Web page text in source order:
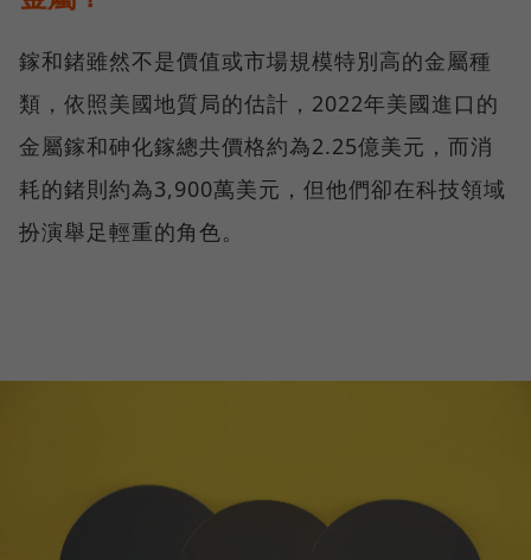
鎵和鍺雖然不是價值或市場規模特別高的金屬種
類，依照美國地質局的估計，2022年美國進口的
金屬鎵和砷化鎵總共價格約為2.25億美元，而消
耗的鍺則約為3,900萬美元，但他們卻在科技領域
扮演舉足輕重的角色。